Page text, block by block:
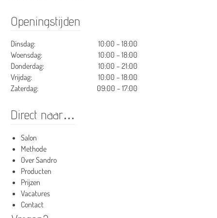
Openingstijden
Dinsdag:
10:00 – 18:00
Woensdag:
10:00 – 18:00
Donderdag:
10:00 – 21:00
Vrijdag:
10:00 – 18:00
Zaterdag:
09:00 – 17:00
Direct naar…
Salon
Methode
Over Sandro
Producten
Prijzen
Vacatures
Contact